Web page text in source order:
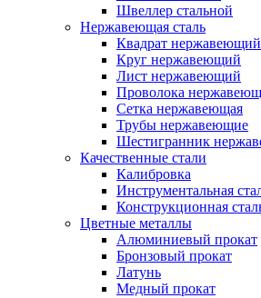
Швеллер стальной
Нержавеющая сталь
Квадрат нержавеющий
Круг нержавеющий
Лист нержавеющий
Проволока
Сетка нержавеющая
Трубы нержавеющие
Шестигранник
Качественные стали
Калибровка
Инструментальная
Конструкционная
Цветные металлы
Алюминиевый прокат
Бронзовый прокат
Латунь
Медный прокат